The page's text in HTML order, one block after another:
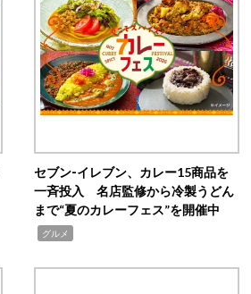
セブン‐イレブン、カレー15商品を
一斉投入 名店監修から冷製うどん
まで“夏のカレーフェス”を開催中
グルメ